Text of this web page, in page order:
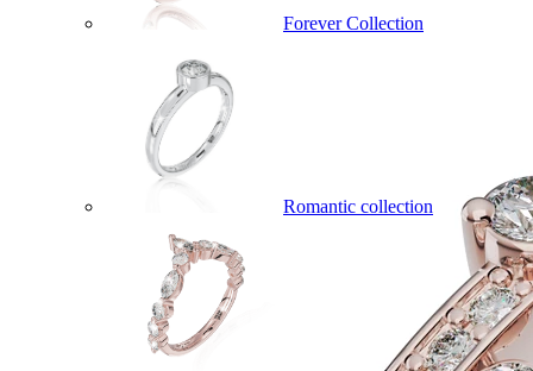
Forever Collection
Romantic collection